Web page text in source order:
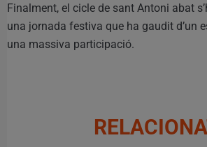
Finalment, el cicle de sant Antoni abat
una jornada festiva que ha gaudit d’un
una massiva participació.